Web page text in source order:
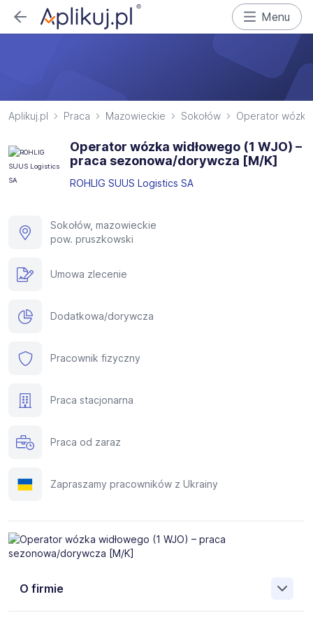
Menu
Aplikuj.pl Praca Mazowieckie Sokołów Operator
Operator wózka widłowego (1 WJO) –
praca sezonowa/dorywcza [M/K]
ROHLIG SUUS Logistics SA
Sokołów, mazowieckie
pow. pruszkowski
Umowa zlecenie
Dodatkowa/dorywcza
Pracownik fizyczny
Praca stacjonarna
Praca od zaraz
Zapraszamy pracowników z Ukrainy
O firmie